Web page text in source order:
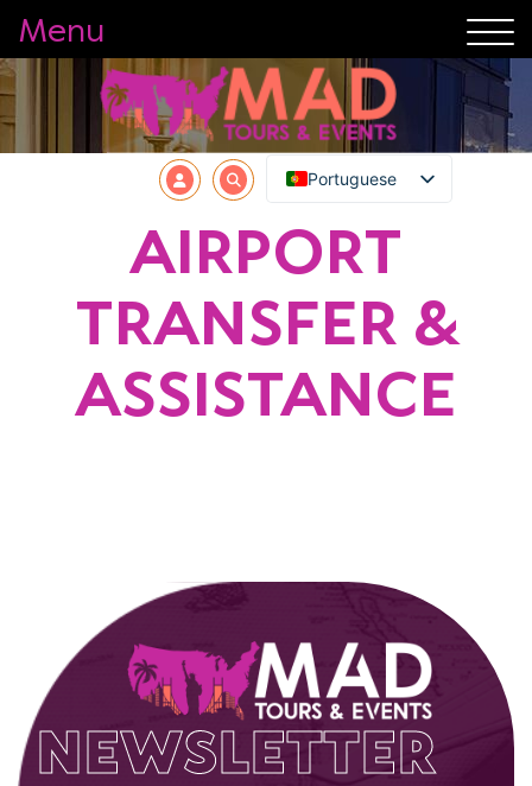
Menu
Portuguese
AIRPORT
TRANSFER &
ASSISTANCE
NEWSLETTER